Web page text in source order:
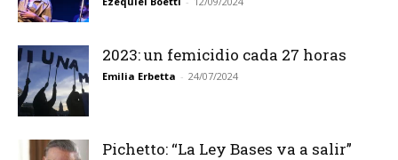
2023: un femicidio cada 27 horas
Emilia Erbetta - 24/07/2024
Pichetto: “La Ley Bases va a salir”